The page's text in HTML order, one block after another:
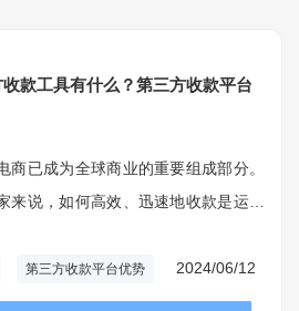
款工具有什么？第三方收款平台
商已成为全球商业的重要组成部分。
来说，如何高效、迅速地收款是运营
的第三方收款工具能够明显降低交易
保证资产的安全。
第三方收款平台优势 2024/06/12